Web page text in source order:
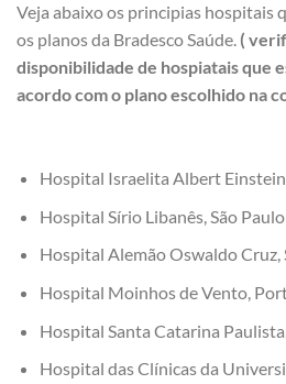
Veja abaixo os principias hospitais
os planos da Bradesco Saúde. (
disponibilidade de hospiatais que
acordo com o plano escolhido na
Hospital Israelita Albert
Hospital Sírio Libanês, São Paulo
Hospital Alemão Oswaldo Cruz,
Hospital Moinhos de Vento,
Hospital Santa Catarina
Hospital das Clínicas da